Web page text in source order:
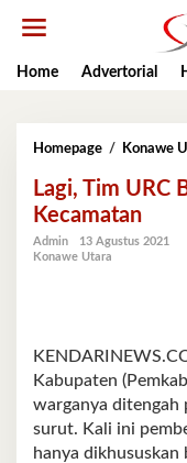
Home
Advertorial
Homepage / Konawe
Lagi, Tim URC
Kecamatan
Admin
13 Agustus 2021
Konawe Utara
Kabupaten
warganya ditengah
surut. Kali ini
hanya dikhususkan